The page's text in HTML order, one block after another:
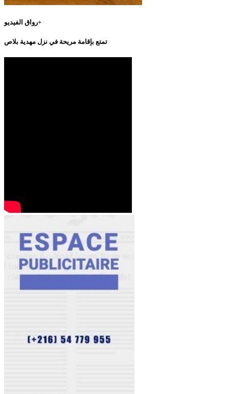
رواق الفيديو+
تمتع بإقامة مريحة في نزل مهدية بلاص